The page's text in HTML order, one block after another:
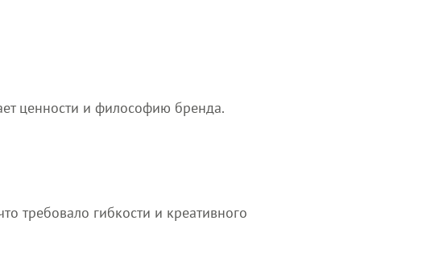
ценности и философию бренда.
требовало гибкости и креативного